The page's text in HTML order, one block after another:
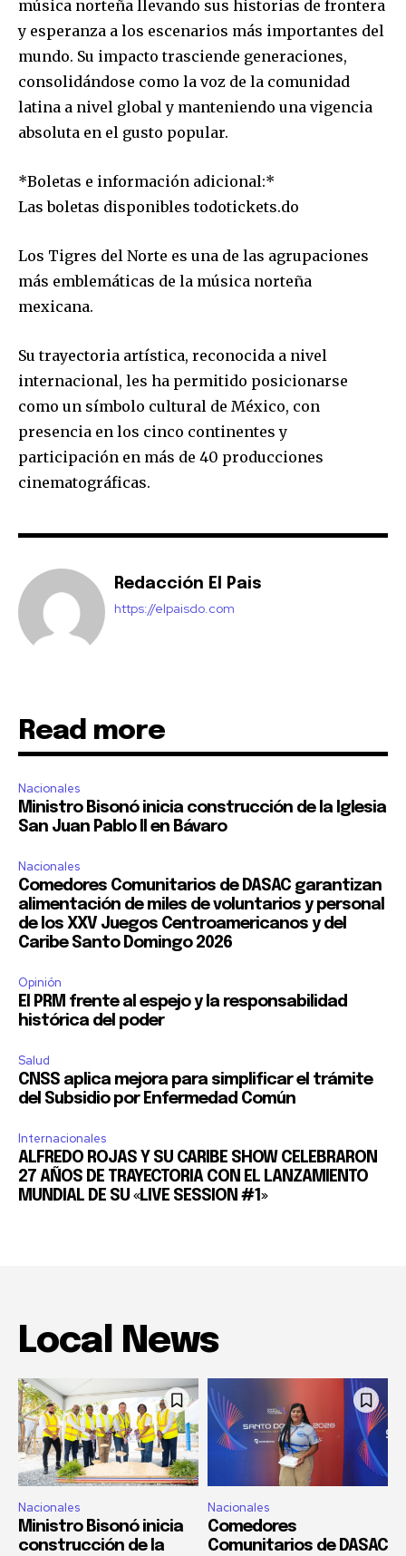
música norteña llevando sus historias de frontera
y esperanza a los escenarios más importantes del
mundo. Su impacto trasciende generaciones,
consolidándose como la voz de la comunidad
latina a nivel global y manteniendo una vigencia
absoluta en el gusto popular.
*Boletas e información adicional:*
Las boletas disponibles todotickets.do
Los Tigres del Norte es una de las agrupaciones
más emblemáticas de la música norteña
mexicana.
Su trayectoria artística, reconocida a nivel
internacional, les ha permitido posicionarse
como un símbolo cultural de México, con
presencia en los cinco continentes y
participación en más de 40 producciones
cinematográficas.
Redacción El Pais
https://elpaisdo.com
Read more
Nacionales
Ministro Bisonó inicia construcción de la Iglesia
San Juan Pablo II en Bávaro
Nacionales
Comedores Comunitarios de DASAC garantizan
alimentación de miles de voluntarios y personal
de los XXV Juegos Centroamericanos y del
Caribe Santo Domingo 2026
Opinión
El PRM frente al espejo y la responsabilidad
histórica del poder
Salud
CNSS aplica mejora para simplificar el trámite
del Subsidio por Enfermedad Común
Internacionales
ALFREDO ROJAS Y SU CARIBE SHOW CELEBRARON
27 AÑOS DE TRAYECTORIA CON EL LANZAMIENTO
MUNDIAL DE SU «LIVE SESSION #1»
Local News
Nacionales
Ministro Bisonó inicia
construcción de la
Nacionales
Comedores
Comunitarios de DASAC